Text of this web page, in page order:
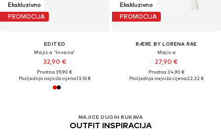
Ekskluzivno
PROMOCIJA
EDITED
Majica 'Invana'
32,90 €
Prvotno: 39,90 €
Posljednja najniža cijena:13,16 €
Ekskluzivno
PROMOCIJA
RÆRE BY LORENA RAE
Majica
27,90 €
Prvotno: 34,90 €
Posljednja najniža cijena:22,32 €
MAJICE DUGIH RUKAVA
OUTFIT INSPIRACIJA